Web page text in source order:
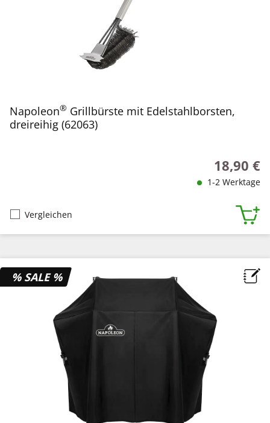
Napoleon® Grillbürste mit Edelstahlborsten,
dreireihig (62063)
Regulärer
18,90 €
1-2 Werktage
Vergleichen
% SALE %